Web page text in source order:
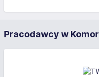
Pracodawcy w